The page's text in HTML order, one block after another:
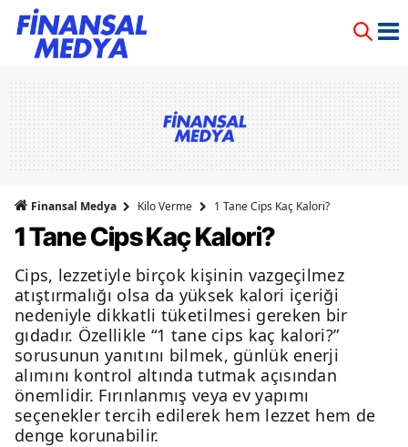
Finansal Medya Kilo Verme 1 Tane Cips Kaç Kalori?
1 Tane Cips Kaç Kalori?
Cips, lezzetiyle birçok kişinin vazgeçilmez
atıştırmalığı olsa da yüksek kalori içeriği
nedeniyle dikkatli tüketilmesi gereken bir
gıdadır. Özellikle “1 tane cips kaç kalori?”
sorusunun yanıtını bilmek, günlük enerji
alımını kontrol altında tutmak açısından
önemlidir. Fırınlanmış veya ev yapımı
seçenekler tercih edilerek hem lezzet hem de
denge korunabilir.